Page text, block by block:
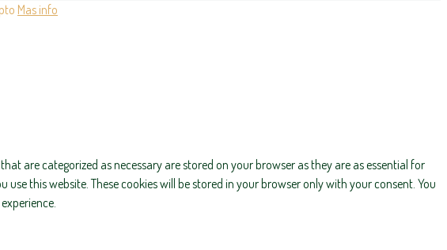
Mas info
are categorized as necessary are stored on your browser as they are as essential for
this website. These cookies will be stored in your browser only with your consent. You